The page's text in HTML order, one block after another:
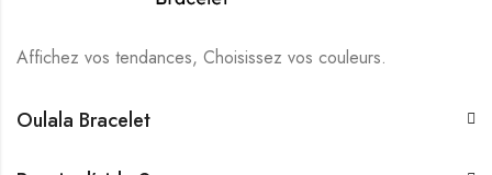
Affichez vos tendances, Choisissez vos couleurs.
Oulala Bracelet